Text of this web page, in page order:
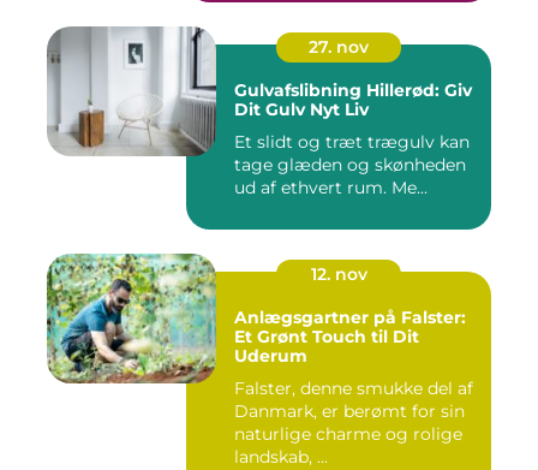
27. nov
Gulvafslibning Hillerød: Giv
Dit Gulv Nyt Liv
Et slidt og træt trægulv kan
tage glæden og skønheden
ud af ethvert rum. Me...
12. nov
Anlægsgartner på Falster:
Et Grønt Touch til Dit
Uderum
Falster, denne smukke del af
Danmark, er berømt for sin
naturlige charme og rolige
landskab, ...